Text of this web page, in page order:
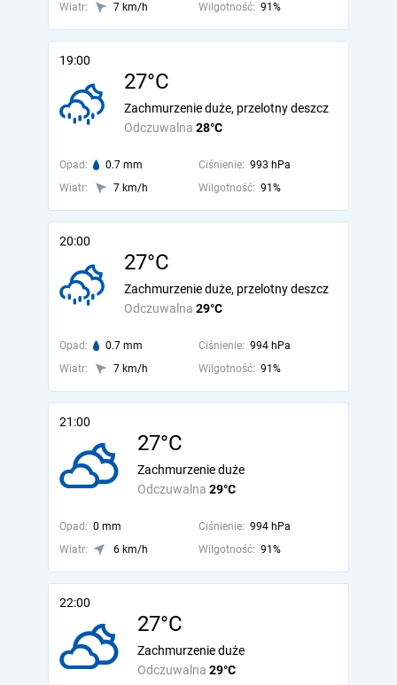
Wiatr:
7 km/h Wilgotność: 91%
19:00
27°C
Odczuwalna 28°C
Zachmurzenie duże, przelotny deszcz
Opad: 0.7 mm Ciśnienie: 993 hPa
Wiatr:
7 km/h Wilgotność: 91%
20:00
27°C
Odczuwalna 29°C
Zachmurzenie duże, przelotny deszcz
Opad: 0.7 mm Ciśnienie: 994 hPa
Wiatr:
7 km/h Wilgotność: 91%
21:00
27°C
Odczuwalna 29°C
Zachmurzenie duże
Opad: 0 mm Ciśnienie: 994 hPa
Wiatr:
6 km/h Wilgotność: 91%
22:00
27°C
Odczuwalna 29°C
Zachmurzenie duże